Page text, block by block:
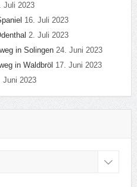
Juli 2023
16. Juli 2023
2. Juli 2023
in Solingen 24. Juni 2023
in Waldbröl 17. Juni 2023
Juni 2023